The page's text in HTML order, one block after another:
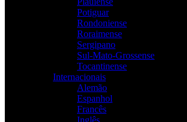
Potiguar
Rondoniense
Roraimense
Sergipano
Sul-Mato-Grossense
Tocantinense
Internacionais
Alemão
Espanhol
Francês
Inglês